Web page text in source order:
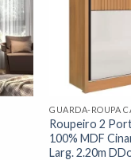
GUARDA-ROUPA
Roupeiro 2
100% MDF
Larg. 2.20m